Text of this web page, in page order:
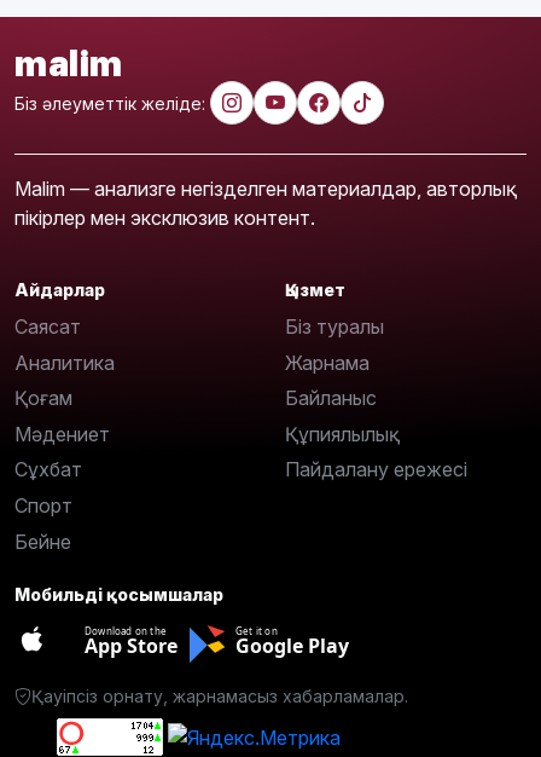
malim
Біз әлеуметтік желіде:
Malim — анализге негізделген материалдар, авторлық
пікірлер мен эксклюзив контент.
Айдарлар
Саясат
Аналитика
Қоғам
Мәдениет
Сұхбат
Спорт
Бейне
Қызмет
Біз туралы
Жарнама
Байланыс
Құпиялылық
Пайдалану ережесі
Мобильді қосымшалар
Download on the
App Store
Get it on
Google Play
Қауіпсіз орнату, жарнамасыз хабарламалар.